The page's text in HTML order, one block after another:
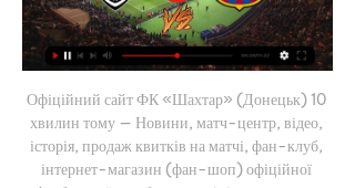
Офіційний сайт ФК «Шахтар» (Донецьк) 10
хвилин тому — Новини, матч-центр, відео,
історія, продаж квитків на матчі, фан-клуб,
інтернет-магазин (фан-шоп) офіційної